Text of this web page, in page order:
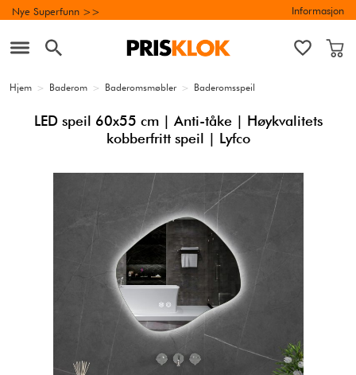
Nye Superfunn >> Informasjon
Hjem > Baderom > Baderomsmøbler > Baderomsspeil
LED speil 60x55 cm | Anti-tåke | Høykvalitets
kobberfritt speil | Lyfco